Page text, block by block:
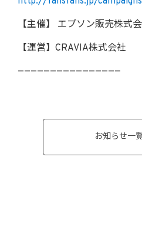
【主催】 エプソン販売株式
【運営】CRAVIA株式会社
————————————————
お知らせ一